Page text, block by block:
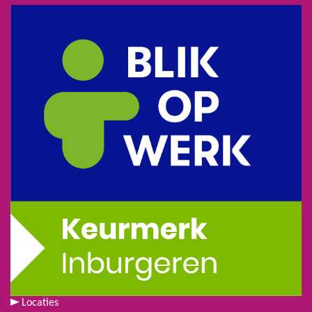
Locaties